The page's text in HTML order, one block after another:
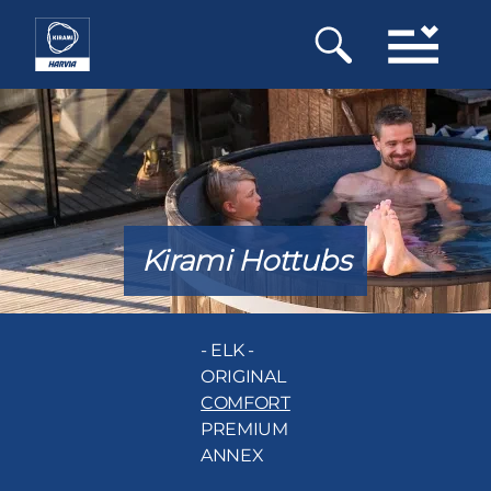
Overslaan
naar
de
inhoud
gaan
Kirami Hottubs
- ELK -
ORIGINAL
COMFORT
PREMIUM
ANNEX